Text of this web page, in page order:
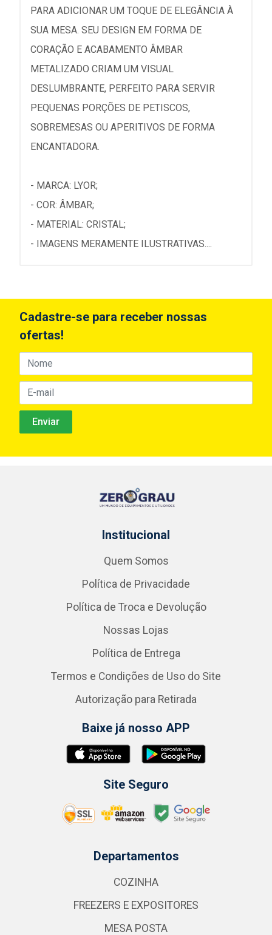
PARA ADICIONAR UM TOQUE DE ELEGÂNCIA À
SUA MESA. SEU DESIGN EM FORMA DE
CORAÇÃO E ACABAMENTO ÂMBAR
METALIZADO CRIAM UM VISUAL
DESLUMBRANTE, PERFEITO PARA SERVIR
PEQUENAS PORÇÕES DE PETISCOS,
SOBREMESAS OU APERITIVOS DE FORMA
ENCANTADORA.
- MARCA: LYOR;
- COR: ÂMBAR;
- MATERIAL: CRISTAL;
- IMAGENS MERAMENTE ILUSTRATIVAS....
Cadastre-se para receber nossas
ofertas!
Institucional
Quem Somos
Política de Privacidade
Política de Troca e Devolução
Nossas Lojas
Política de Entrega
Termos e Condições de Uso do Site
Autorização para Retirada
Baixe já nosso APP
Site Seguro
Departamentos
COZINHA
FREEZERS E EXPOSITORES
MESA POSTA